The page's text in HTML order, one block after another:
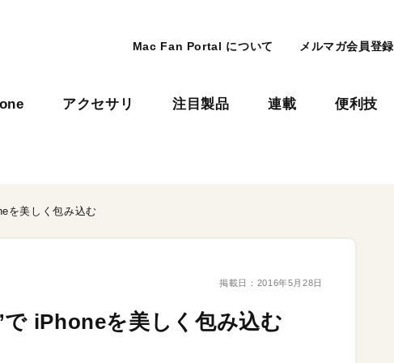
Mac Fan Portal について メルマガ会員登録
アクセサリ 注目製品 連載 便利技
を美しく包み込む
掲載日： 2016年5月28日
iPhoneを美しく包み込む